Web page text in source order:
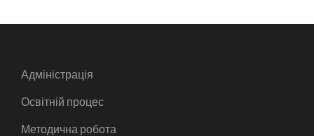
Адміністрація
Освітній процес
Методична робота